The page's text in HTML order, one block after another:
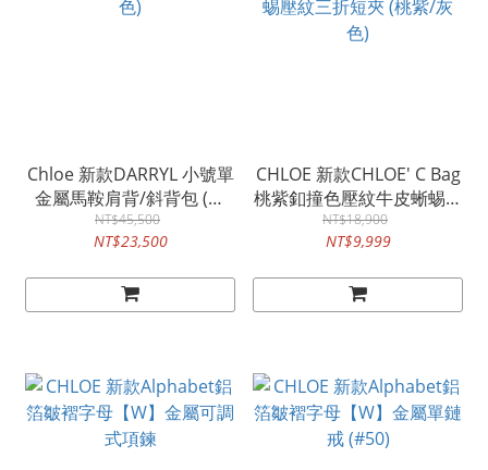
Chloe 新款DARRYL 小號單
金屬馬鞍肩背/斜背包 (黑
色)
NT$45,500
NT$23,500
CHLOE 新款CHLOE' C Bag
桃紫釦撞色壓紋牛皮蜥蜴壓
紋三折短夾 (桃紫/灰色)
NT$18,900
NT$9,999